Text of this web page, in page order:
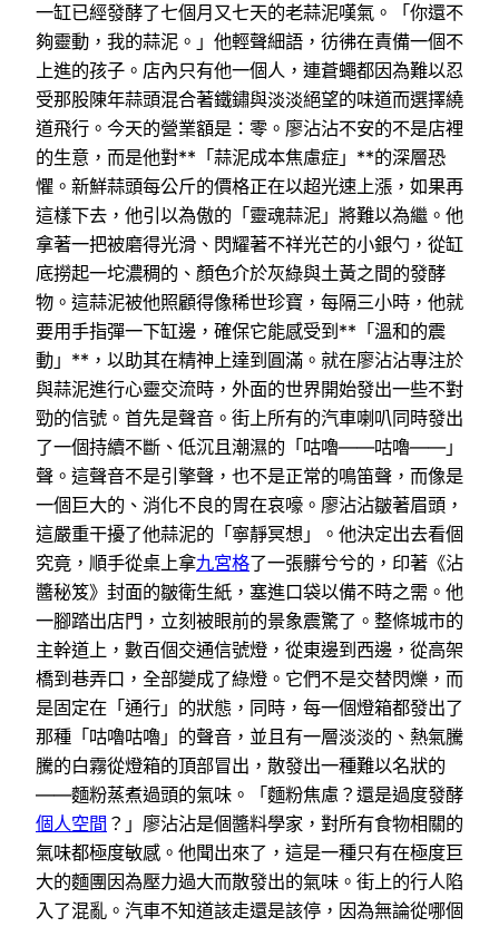
一缸已經發酵了七個月又七天的老蒜泥嘆氣。「你還不
夠靈動，我的蒜泥。」他輕聲細語，彷彿在責備一個不
上進的孩子。店內只有他一個人，連蒼蠅都因為難以忍
受那股陳年蒜頭混合著鐵鏽與淡淡絕望的味道而選擇繞
道飛行。今天的營業額是：零。廖沾沾不安的不是店裡
的生意，而是他對**「蒜泥成本焦慮症」**的深層恐
懼。新鮮蒜頭每公斤的價格正在以超光速上漲，如果再
這樣下去，他引以為傲的「靈魂蒜泥」將難以為繼。他
拿著一把被磨得光滑、閃耀著不祥光芒的小銀勺，從缸
底撈起一坨濃稠的、顏色介於灰綠與土黃之間的發酵
物。這蒜泥被他照顧得像稀世珍寶，每隔三小時，他就
要用手指彈一下缸邊，確保它能感受到**「溫和的震
動」**，以助其在精神上達到圓滿。就在廖沾沾專注於
與蒜泥進行心靈交流時，外面的世界開始發出一些不對
勁的信號。首先是聲音。街上所有的汽車喇叭同時發出
了一個持續不斷、低沉且潮濕的「咕嚕——咕嚕——」
聲。這聲音不是引擎聲，也不是正常的鳴笛聲，而像是
一個巨大的、消化不良的胃在哀嚎。廖沾沾皺著眉頭，
這嚴重干擾了他蒜泥的「寧靜冥想」。他決定出去看個
究竟，順手從桌上拿九宮格了一張髒兮兮的，印著《沾
醬秘笈》封面的皺衛生紙，塞進口袋以備不時之需。他
一腳踏出店門，立刻被眼前的景象震驚了。整條城市的
主幹道上，數百個交通信號燈，從東邊到西邊，從高架
橋到巷弄口，全部變成了綠燈。它們不是交替閃爍，而
是固定在「通行」的狀態，同時，每一個燈箱都發出了
那種「咕嚕咕嚕」的聲音，並且有一層淡淡的、熱氣騰
騰的白霧從燈箱的頂部冒出，散發出一種難以名狀的
——麵粉蒸煮過頭的氣味。「麵粉焦慮？還是過度發酵
個人空間 ？」廖沾沾是個醬料學家，對所有食物相關的
氣味都極度敏感。他聞出來了，這是一種只有在極度巨
大的麵團因為壓力過大而散發出的氣味。街上的行人陷
入了混亂。汽車不知道該走還是該停，因為無論從哪個